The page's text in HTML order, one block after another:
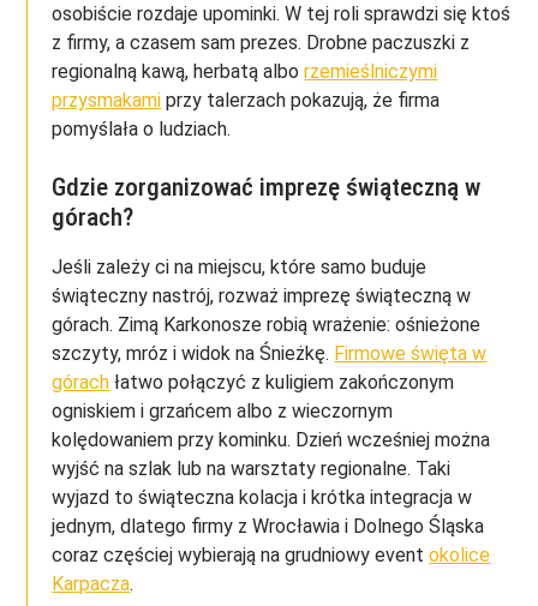
osobiście rozdaje upominki. W tej roli sprawdzi się ktoś
z firmy, a czasem sam prezes. Drobne paczuszki z
regionalną kawą, herbatą alborzemieślniczymi
przysmakami przy talerzach pokazują, że firma
pomyślała o ludziach.
Gdzie zorganizować imprezę świąteczną w
górach?
Jeśli zależy ci na miejscu, które samo buduje
świąteczny nastrój, rozważ imprezę świąteczną w
górach. Zimą Karkonosze robią wrażenie: ośnieżone
szczyty, mróz i widok na Śnieżkę. Firmowe święta w
górach łatwo połączyć z kuligiem zakończonym
ogniskiem i grzańcem albo z wieczornym
kolędowaniem przy kominku. Dzień wcześniej można
wyjść na szlak lub na warsztaty regionalne. Taki
wyjazd to świąteczna kolacja i krótka integracja w
jednym, dlatego firmy z Wrocławia i Dolnego Śląska
coraz częściej wybierają na grudniowy eventokolice
Karpacza.